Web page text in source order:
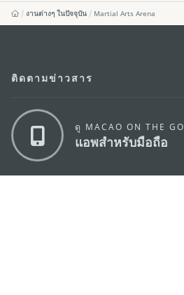
งานต่างๆ ในปัจจุบัน Martial Arts Arena
ติดตามข่าวสาร
ดู MACAO ON THE GO
แอพสำหรับมือถือ